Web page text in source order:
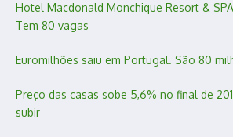
Hotel Macdonald Monchique Resort &
Tem 80 vagas
Euromilhões saiu em Portugal. São 80
Preço das casas sobe 5,6% no final de
subir